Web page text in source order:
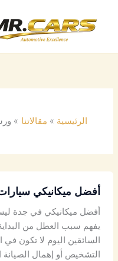
المحتوى
الرئيسية مقالاتنا
أفضل ميكانيكي
أفضل ميكانيكي في جدة
يفهم سبب العطل من
السائقين اليوم لا تكون
التشخيص أو إهمال الصيانة